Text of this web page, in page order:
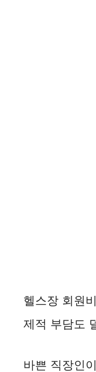
헬스장 회원
제적 부담도
바쁜 직장인